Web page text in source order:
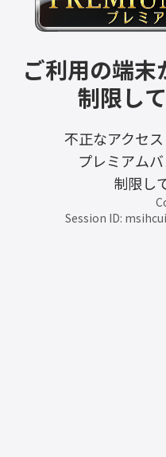
ご利用の端末
制限し
不正なアクセス
プレミアム
制限し
Session ID: